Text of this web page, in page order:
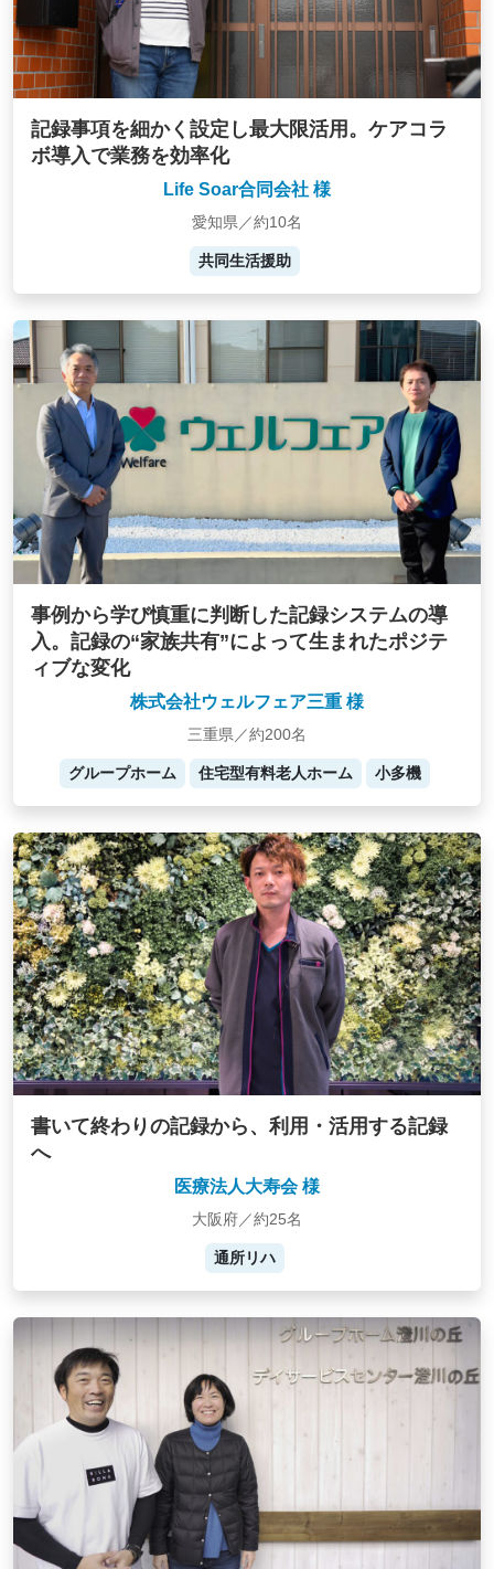
記録事項を細かく設定し最大限活用。ケアコラ
ボ導入で業務を効率化
Life Soar合同会社 様
愛知県／約10名
共同生活援助
事例から学び慎重に判断した記録システムの導
入。記録の“家族共有”によって生まれたポジテ
ィブな変化
株式会社ウェルフェア三重 様
三重県／約200名
グループホーム 住宅型有料老人ホーム 小多機
書いて終わりの記録から、利用・活用する記録
へ
医療法人大寿会 様
大阪府／約25名
通所リハ